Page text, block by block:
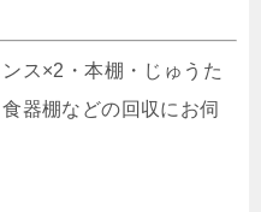
ス×2・本棚・じゅうた
器棚などの回収にお伺